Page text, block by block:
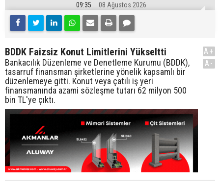
09:35 08 Ağustos 2026
BDDK Faizsiz Konut Limitlerini Yükseltti
Bankacılık Düzenleme ve Denetleme Kurumu (BDDK),
tasarruf finansman şirketlerine yönelik kapsamlı bir
düzenlemeye gitti. Konut veya çatılı iş yeri
finansmanında azami sözleşme tutarı 62 milyon 500
bin TL'ye çıktı.
A+
A-